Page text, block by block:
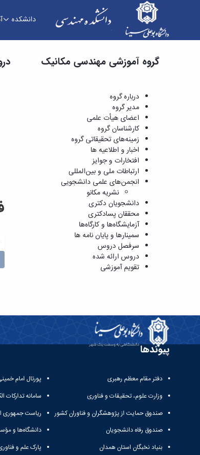
دانشکده
دروس ارائه شده - دانشکده فنی و مهندسی
گروه آموزشی مهندسی مکانیک
درباره گروه
مدیر گروه
اعضای هیأت علمی
کارشناسان گروه
زمینه‌های تحقیقاتی گروه
اخبار و اطلاعیه ها
افتخارات و جوایز
ارتباطات ملی و بین‌المللی
انجمن‌های علمی دانشجویی
نشریه مکانو
دانشجویان دکتری
محققان پسادکتری
آزمایشگاه‌ها و کارگاه‌ها
سمینارها و پایان نامه ها
سرفصل دروس
دروس ارائه شده
تقویم آموزشی
پیوندها
دفتر مقام معظم رهبری
وزارت علوم، تحقیقات و فناوری
صندوق حمایت از پژوهشگران و فناوران کشور
صندوق رفاه دانشجویان
بنیاد نخبگان استان همدان
پورتال امام
سامانه تدارکات
ریاست جمهوری
دانشگاه‌ها و
پارک علم و